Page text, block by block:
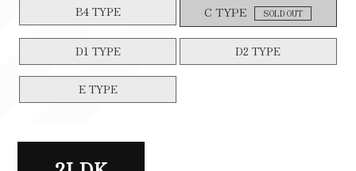
B4 TYPE C TYPE SOLD OUT
D1 TYPE D2 TYPE
E TYPE